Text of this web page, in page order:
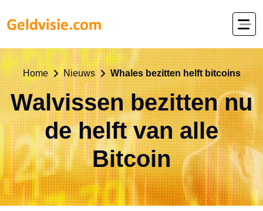
Home Nieuws Whales bezitten helft bitcoins
Walvissen bezitten nu
de helft van alle
Bitcoin